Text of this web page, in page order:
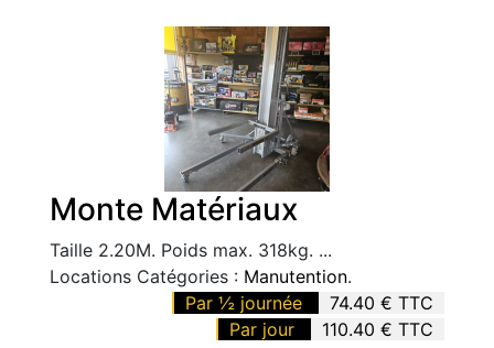
Monte Matériaux
Taille 2.20M. Poids max. 318kg. ...
Locations Catégories : Manutention.
Par ½ journée
74.40 € TTC
Par jour
110.40 € TTC